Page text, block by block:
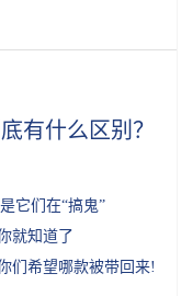
女一太惨了，变透明
有什么区别？
它们在“搞鬼”
就知道了
们希望哪款被带回来!